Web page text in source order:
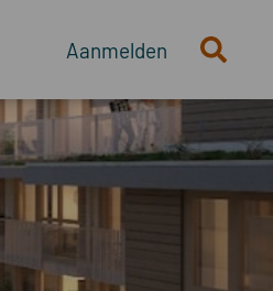
Aanmelden